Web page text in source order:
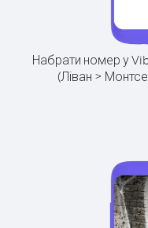
Набрати номер у
(Ліван >